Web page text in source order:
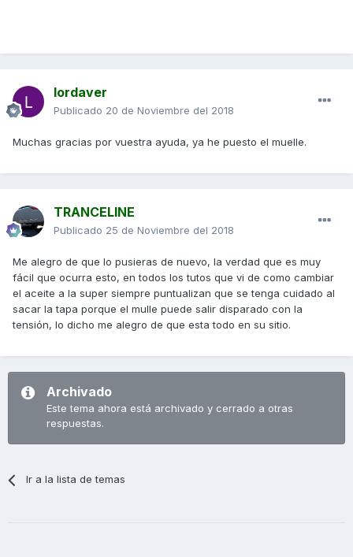
lordaver
Publicado 20 de Noviembre del 2018
Muchas gracias por vuestra ayuda, ya he puesto el muelle.
TRANCELINE
Publicado 25 de Noviembre del 2018
Me alegro de que lo pusieras de nuevo, la verdad que es muy
fácil que ocurra esto, en todos los tutos que vi de como cambiar
el aceite a la super siempre puntualizan que se tenga cuidado al
sacar la tapa porque el mulle puede salir disparado con la
tensión, lo dicho me alegro de que esta todo en su sitio.
Archivado
Este tema ahora está archivado y cerrado a otras
respuestas.
Ir a la lista de temas